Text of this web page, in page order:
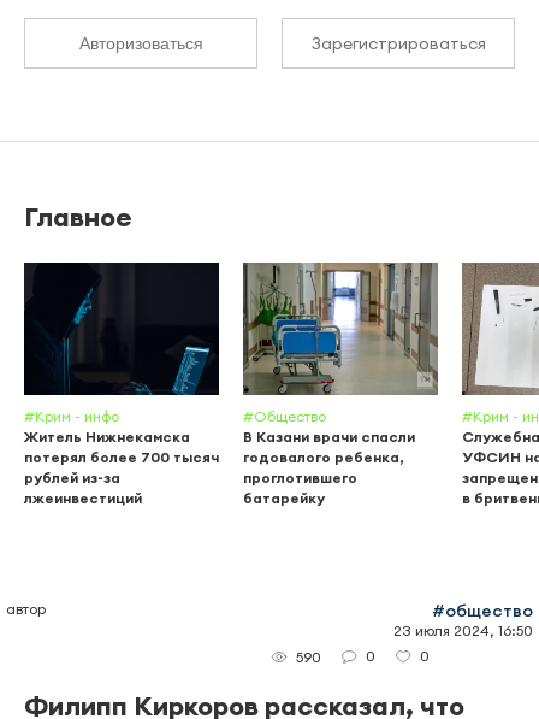
Авторизоваться Зарегистрироваться
Главное
#Крим - инфо
Житель Нижнекамска
потерял более 700 тысяч
рублей из-за
лжеинвестиций
#Общество
В Казани врачи спасли
годовалого ребенка,
проглотившего
батарейку
#Крим -
УФСИН
в
автор #общество
23 июля 2024, 16:50
590
0 0
Филипп Киркоров рассказал, что